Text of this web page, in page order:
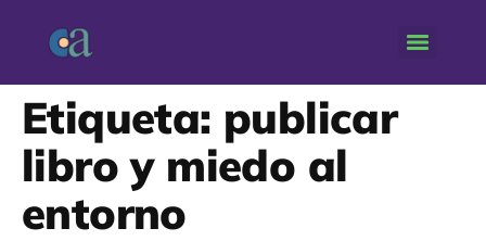
Etiqueta: publicar
libro y miedo al
entorno